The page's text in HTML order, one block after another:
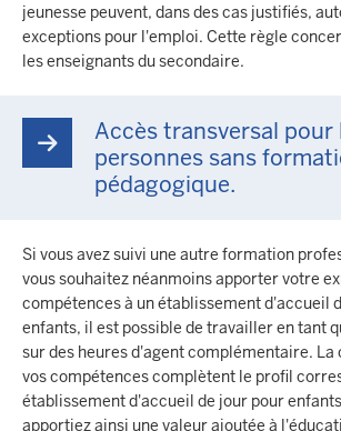
jeunesse peuvent, dans des cas justifiés,
exceptions pour l'emploi. Cette règle
les enseignants du secondaire.
Accès transversal pour
personnes sans
pédagogique.
Si vous avez suivi une autre formation
vous souhaitez néanmoins apporter votre
compétences à un établissement d'accueil
enfants, il est possible de travailler en tant
sur des heures d'agent complémentaire. La
vos compétences complètent le profil
établissement d'accueil de jour pour
apportiez ainsi une valeur ajoutée à